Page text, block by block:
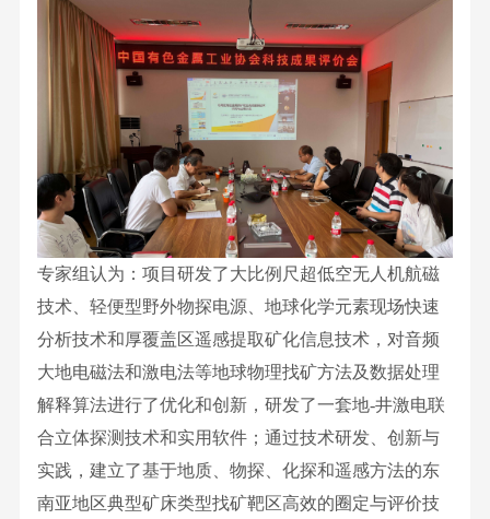
简
介
发
展
历
程
行
业
资
质
频
中
究
院
测
试
中
心
源
奖
项
国
家
级
奖
项
省
部
级
奖
项
科
研
成
党
的
二
十
大
精
神
党
建
资
讯
群
团
工
作
文
化
党
建
引
领
文
正
能
量
文
化
客
户
至
董
事
会
成
员
公
示
公
告
专家组认为：项目研发了大比例尺超低空无人机航磁
技术、轻便型野外物探电源、地球化学元素现场快速
分析技术和厚覆盖区遥感提取矿化信息技术，对音频
大地电磁法和激电法等地球物理找矿方法及数据处理
解释算法进行了优化和创新，研发了一套地-井激电联
合立体探测技术和实用软件；通过技术研发、创新与
实践，建立了基于地质、物探、化探和遥感方法的东
南亚地区典型矿床类型找矿靶区高效的圈定与评价技